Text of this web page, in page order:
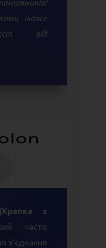
коми може
від
з
часто
з’єднання